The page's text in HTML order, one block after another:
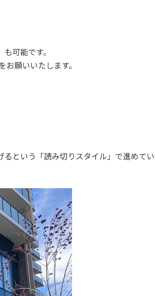
可能です。
願いいたします。
という「読み切りスタイル」で進めて